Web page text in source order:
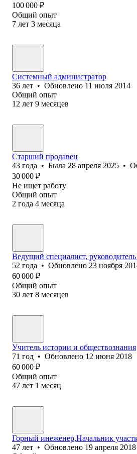
100 000 ₽
Общий опыт
7 лет 3 месяца
Системный администратор
36 лет • Обновлено 11 июля 2014
Общий опыт
12 лет 9 месяцев
Старший продавец
43 года • Была 28 апреля 2025 •
30 000 ₽
Не ищет работу
Общий опыт
2 года 4 месяца
Ведущий специалист,
52 года • Обновлено 23 ноября
60 000 ₽
Общий опыт
30 лет 8 месяцев
Учитель истории и обществознания
71 год • Обновлено 12 июня 2018
60 000 ₽
Общий опыт
47 лет 1 месяц
Горный инеженер,Начальник
47 лет • Обновлено 19 апреля 2018